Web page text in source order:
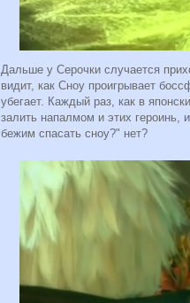
Дальше у Серочки случается
видит, как Сноу проигрывает
убегает. Каждый раз, как в
залить напалмом и этих героинь,
бежим спасать сноу?" нет?